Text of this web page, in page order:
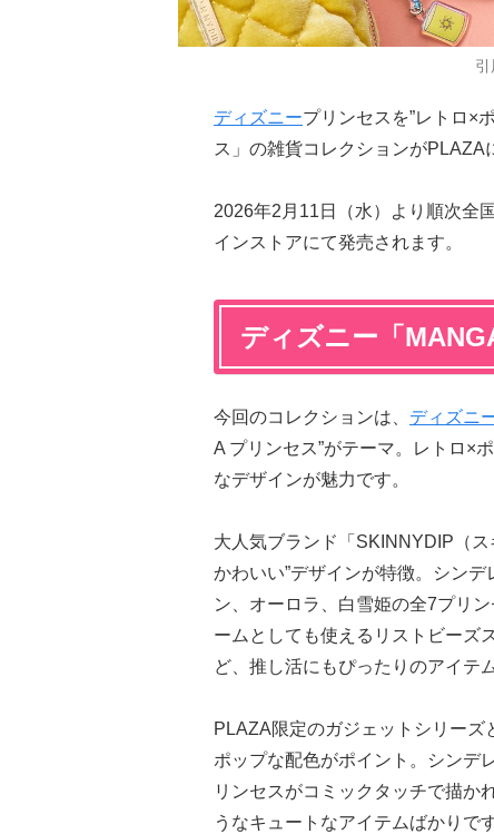
引
ディズニープリンセスを”レトロ×
ス」の雑貨コレクションがPLAZA
2026年2月11日（水）より順次全
インストアにて発売されます。
ディズニー「
今回のコレクションは、 ディズニ
A プリンセス”がテーマ。レトロ×
なデザインが魅力です。
大人気ブランド「SKINNYDIP（
かわいい”デザインが特徴。シン
ン、オーロラ、白雪姫の全7プリ
ームとしても使えるリストビーズ
ど、推し活にもぴったりのアイテ
PLAZA限定のガジェットシリー
ポップな配色がポイント。シンデ
リンセスがコミックタッチで描か
うなキュートなアイテムばかりです